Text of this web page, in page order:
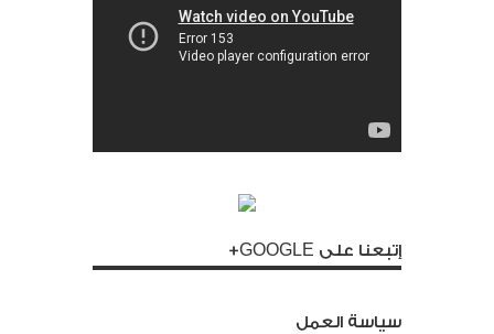
إتبعنا على GOOGLE+
سياسة العمل